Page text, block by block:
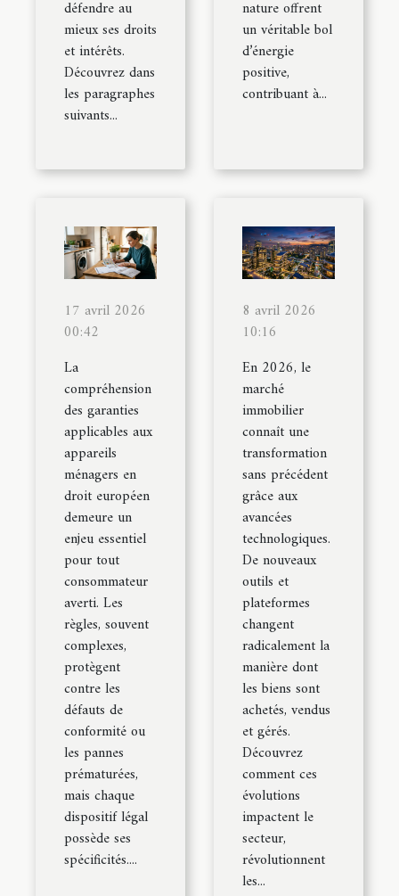
défendre au
mieux ses droits
et intérêts.
Découvrez dans
les paragraphes
suivants...
nature offrent
un véritable bol
d’énergie
positive,
contribuant à...
17 avril 2026
00:42
La
compréhension
des garanties
applicables aux
appareils
ménagers en
droit européen
demeure un
enjeu essentiel
pour tout
consommateur
averti. Les
règles, souvent
complexes,
protègent
contre les
défauts de
conformité ou
les pannes
prématurées,
mais chaque
dispositif légal
possède ses
spécificités....
8 avril 2026
10:16
En 2026, le
marché
immobilier
connaît une
transformation
sans précédent
grâce aux
avancées
technologiques.
De nouveaux
outils et
plateformes
changent
radicalement la
manière dont
les biens sont
achetés, vendus
et gérés.
Découvrez
comment ces
évolutions
impactent le
secteur,
révolutionnent
les...